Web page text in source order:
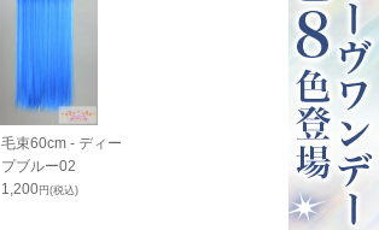
毛束60cm - ディー
プブルー02
1,200円(税込)
バンス40cm -
ープブルー02
1,800
円(税込)